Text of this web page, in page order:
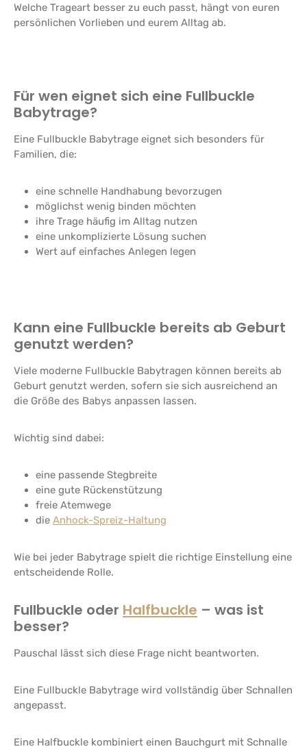
Welche Trageart besser zu euch passt, hängt von euren
persönlichen Vorlieben und eurem Alltag ab.
Für wen eignet sich eine Fullbuckle
Babytrage?
Eine Fullbuckle Babytrage eignet sich besonders für
Familien, die:
eine schnelle Handhabung bevorzugen
möglichst wenig binden möchten
ihre Trage häufig im Alltag nutzen
eine unkomplizierte Lösung suchen
Wert auf einfaches Anlegen legen
Kann eine Fullbuckle bereits ab Geburt
genutzt werden?
Viele moderne Fullbuckle Babytragen können bereits ab
Geburt genutzt werden, sofern sie sich ausreichend an
die Größe des Babys anpassen lassen.
Wichtig sind dabei:
eine passende Stegbreite
eine gute Rückenstützung
freie Atemwege
die Anhock-Spreiz-Haltung
Wie bei jeder Babytrage spielt die richtige Einstellung eine
entscheidende Rolle.
Fullbuckle oder Halfbuckle – was ist
besser?
Pauschal lässt sich diese Frage nicht beantworten.
Eine Fullbuckle Babytrage wird vollständig über Schnallen
angepasst.
Eine Halfbuckle kombiniert einen Bauchgurt mit Schnalle